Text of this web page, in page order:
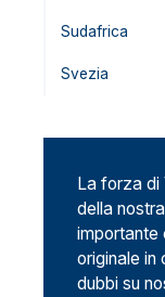
Sudafrica
Svezia
La forza di
della
importante
originale in
dubbi su